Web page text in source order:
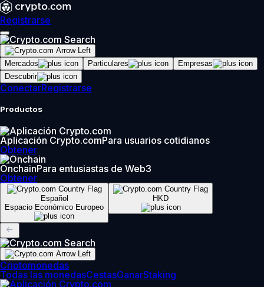
Registrarse
Mercados Particulares
Empresas
Descubrir
ConectarRegistrarse
Productos
Aplicación Crypto.comPara usuarios cotidianos
Obtener
OnchainPara entusiastas de Web3
Obtener
Español
Espacio Económico Europeo
HKD
Criptomonedas
Todas las monedasCestasGanarStaking